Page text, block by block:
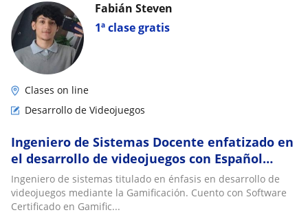
1ª clase gratis
Fabián Steven
Clases on line
Desarrollo de Videojuegos
Ingeniero de Sistemas Docente enfatizado en
el desarrollo de videojuegos con Español
nativo
Ingeniero de sistemas titulado en énfasis en desarrollo de
videojuegos mediante la Gamificación. Cuento con Software
Certificado en Gamific...